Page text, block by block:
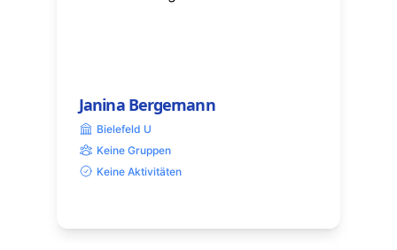
Janina Bergemann
Bielefeld U
Keine Gruppen
Keine Aktivitäten